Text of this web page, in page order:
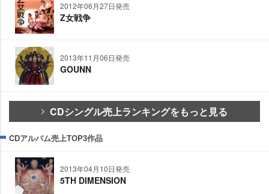
2012年06月27日発売
Z女戦争
2013年11月06日発売
GOUNN
CDシングル売上ランキングをもっと見る
CDアルバム売上TOP3作品
2013年04月10日発売
5TH DIMENSION